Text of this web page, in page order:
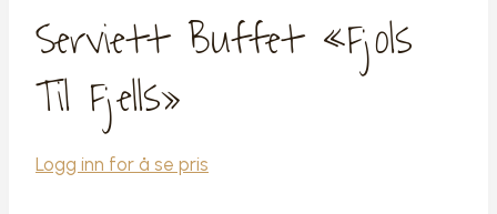
Serviett Buffet «fjols
Til Fjells»
Logg inn for å se pris